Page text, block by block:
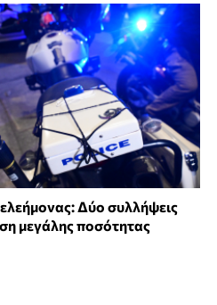
Δύο συλλήψεις
μεγάλης ποσότητας